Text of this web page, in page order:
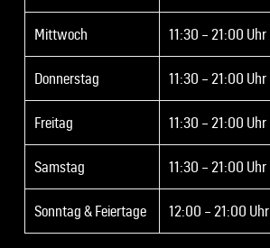
Mittwoch 11:30 – 21:00 Uhr
Donnerstag 11:30 – 21:00 Uhr
Freitag 11:30 – 21:00 Uhr
Samstag 11:30 – 21:00 Uhr
Sonntag & Feiertage 12:00 – 21:00 Uhr